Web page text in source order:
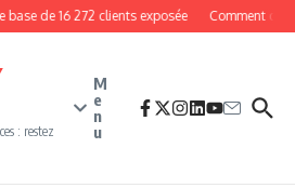
de 16 272 clients exposée Comment
: restez
M
e
n
u